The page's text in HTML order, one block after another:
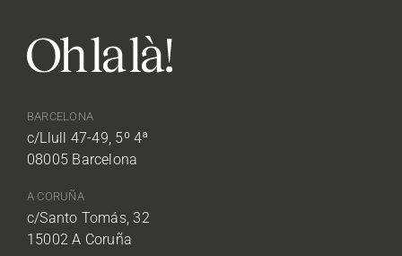
BARCELONA
c/Llull 47-49, 5º 4ª
08005 Barcelona
A CORUÑA
c/Santo Tomás, 32
15002 A Coruña